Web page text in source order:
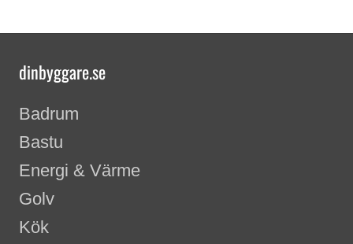
dinbyggare.se
Badrum
Bastu
Energi & Värme
Golv
Kök